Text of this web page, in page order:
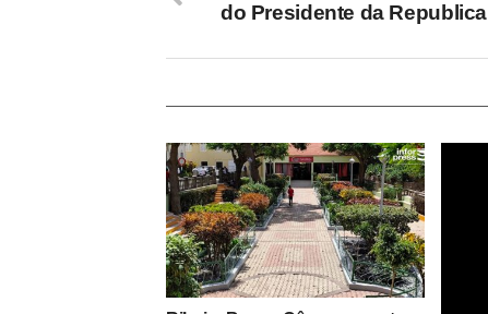
do Presidente da Republica